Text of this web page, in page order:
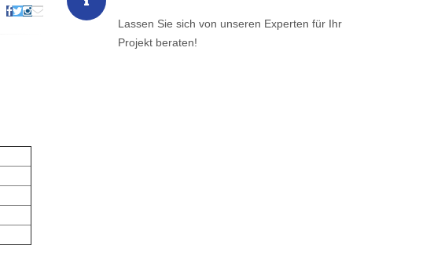
Lassen Sie sich von unseren Experten für Ihr
Projekt beraten!